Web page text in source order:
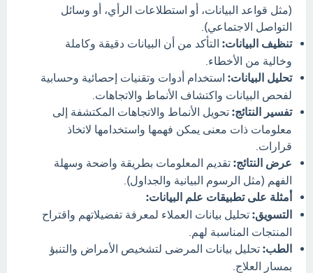
(مثل قواعد البيانات، أو استطلاعات الرأي، أو وسائل
التواصل الاجتماعي).
تنظيف البيانات: التأكد من أن البيانات دقيقة وكاملة
وخالية من الأخطاء.
تحليل البيانات: استخدام أدوات وتقنيات إحصائية وحسابية
لفحص البيانات واكتشاف الأنماط والاتجاهات.
تفسير النتائج: تحويل الأنماط والاتجاهات المكتشفة إلى
معلومات ذات معنى يمكن فهمها واستخدامها لاتخاذ
قرارات.
عرض النتائج: تقديم المعلومات بطريقة واضحة وسهلة
الفهم (مثل الرسوم البيانية والجداول).
أمثلة على تطبيقات علم البيانات:
التسويق: تحليل بيانات العملاء لمعرفة تفضيلاتهم واقتراح
المنتجات المناسبة لهم.
الطب: تحليل بيانات المرضى لتشخيص الأمراض والتنبؤ
بمسار العلاج.